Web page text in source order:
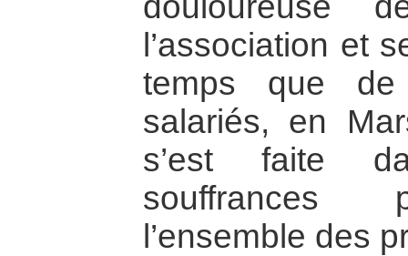
l’association et
temps que
salariés, en
s’est faite
souffrances
l’ensemble des